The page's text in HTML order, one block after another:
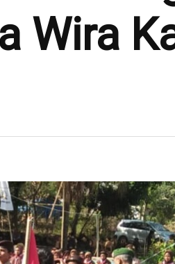
Wira